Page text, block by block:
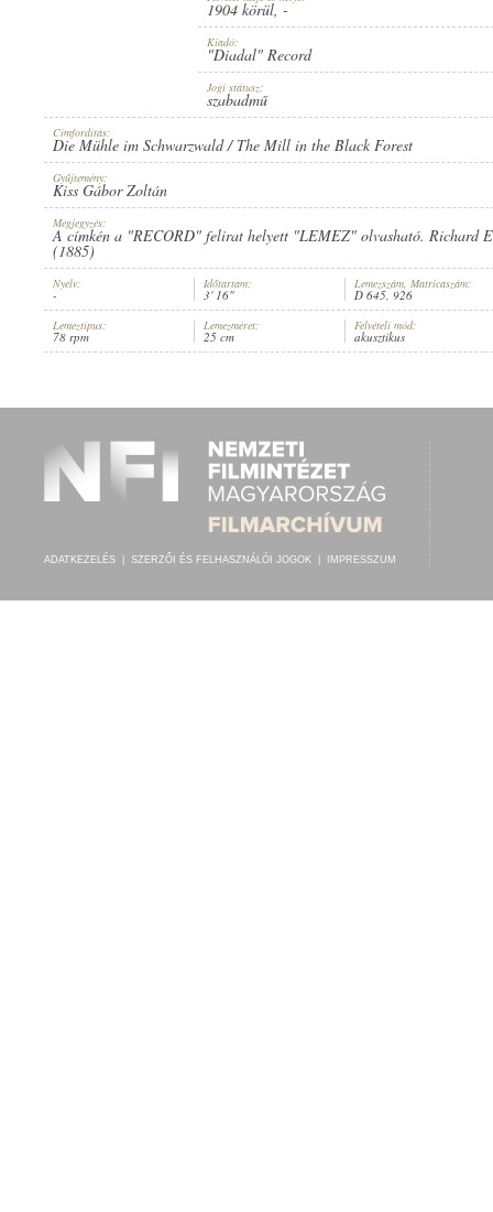
ELŐADÓ: ISMERETLEN ZENEKAR
LEMEZSZÁM:
1904 körül, -
Kiadó:
"Diadal" Record
Jogi státusz:
szabadmű
Címfordítás:
Die Mühle im Schwarzwald / The Mill in the Black Forest
Gyűjtemény:
Kiss Gábor Zoltán
Megjegyzés:
A címkén a "RECORD" felirat helyett "LEMEZ" olvasható. Richard
(1885)
Nyelv:
-
Időtartam:
3' 16"
Lemezszám, Matricaszám:
D 645, 926
Lemeztípus:
78 rpm
Lemezméret:
25 cm
Felvételi mód:
akusztikus
ADATKEZELÉS SZERZŐI ÉS FELHASZNÁLÓI JOGOK IMPRESSZUM